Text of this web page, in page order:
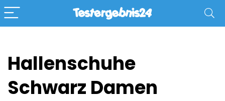
Hallenschuhe
Schwarz Damen